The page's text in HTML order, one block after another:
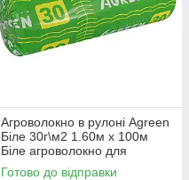
Агроволокно в рулоні Agreen
Біле 30г\м2 1.60м х 100м
Біле агроволокно для
теплиць
Готово до відправки